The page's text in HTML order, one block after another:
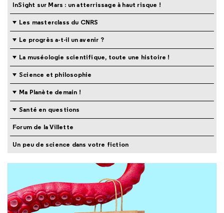
InSight sur Mars : un atterrissage à haut risque !
Les masterclass du CNRS
Le progrès a-t-il un avenir ?
La muséologie scientifique, toute une histoire !
Science et philosophie
Ma Planète demain !
Santé en questions
Forum de la Villette
Un peu de science dans votre fiction